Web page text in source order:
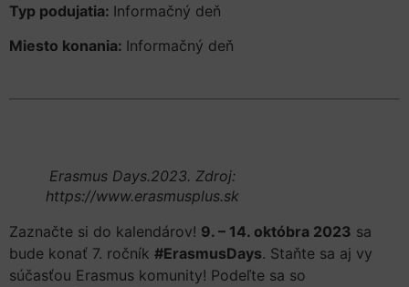
Typ podujatia: Informačný deň
Miesto konania: Informačný deň
Erasmus Days.2023. Zdroj:
https://www.erasmusplus.sk
Zaznačte si do kalendárov! 9. – 14. októbra 2023 sa
bude konať 7. ročník #ErasmusDays. Staňte sa aj vy
súčasťou Erasmus komunity! Podeľte sa so